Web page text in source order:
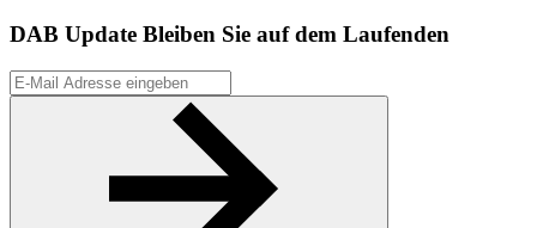
DAB Update Bleiben Sie auf dem Laufenden